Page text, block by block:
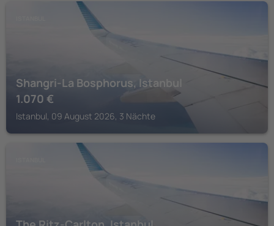
Shangri-La Bosphorus, Istanbul
1.070 €
Istanbul, 09 August 2026, 3 Nächte